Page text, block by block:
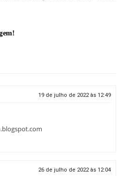
19 de julho de 2022 às 12:49
26 de julho de 2022 às 12:04